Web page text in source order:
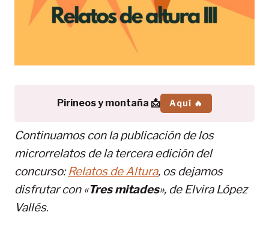
Pirineos y montaña 📩 Aquí 🔥
Continuamos con la publicación de los
microrrelatos de la tercera edición del
concurso:Relatos de Altura, os dejamos
disfrutar con «Tres mitades», de Elvira López
Vallés.